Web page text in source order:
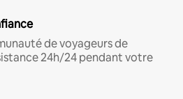
de voyageurs de
24h/24 pendant votre